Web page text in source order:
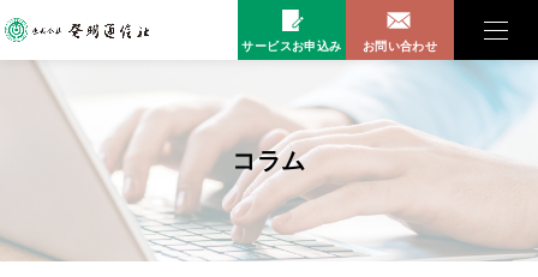
サービスお申込み お問い合わせ
コラム